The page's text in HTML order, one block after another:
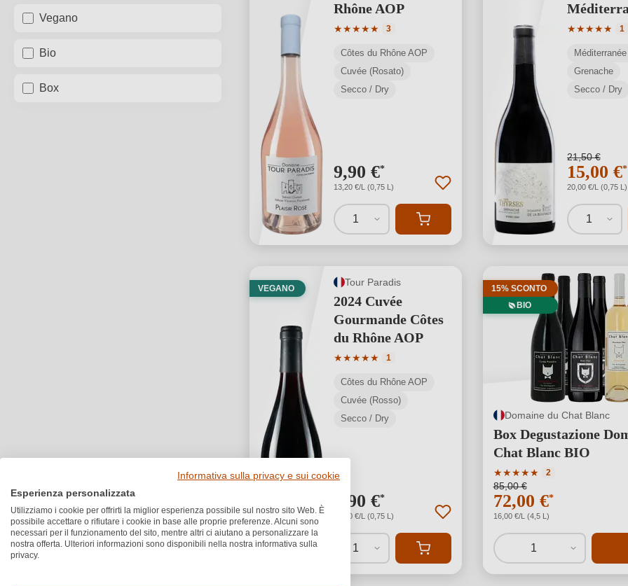
Vegano
Bio
Box
Rhône AOP
★★★★★
Valutazione media di 5 su 5 stelle
3
Côtes du Rhône AOP
Cuvée (Rosato)
Secco / Dry
9,90 €*
13,20 €/L (0,75 L)
1
★★★★★
Valutazione
1
Grenache
Secco / Dry
21,50 €
15,00 €*
20,00 €/L (0,75 L)
1
VEGANO
Tour Paradis
2024 Cuvée
Gourmande Côtes
du Rhône AOP
★★★★★
Valutazione media di 5 su 5 stelle
1
Côtes du Rhône AOP
Cuvée (Rosso)
Secco / Dry
9,90 €*
13,20 €/L (0,75 L)
1
15% SCONTO
BIO
Domaine du Chat Blanc
Box Degustazione
Chat Blanc BIO
★★★★★
Valutazione media di 5 su 5
2
85,00 €
72,00 €*
16,00 €/L (4,5 L)
1
Informativa sulla privacy e sui cookie
Esperienza personalizzata
Utilizziamo i cookie per offrirti la miglior esperienza possibile sul nostro sito Web. È
possibile accettare o rifiutare i cookie in base alle proprie preferenze. Alcuni sono
necessari per il funzionamento del sito, mentre altri ci aiutano a personalizzare la
nostra offerta. Ulteriori informazioni sono disponibili nella nostra informativa sulla
privacy.